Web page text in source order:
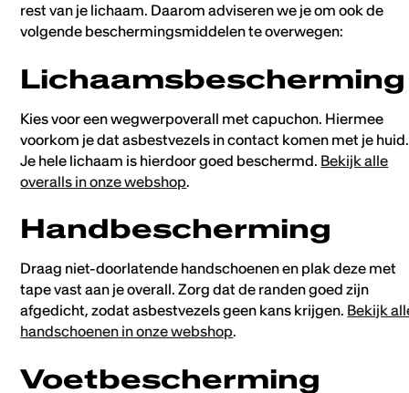
rest van je lichaam. Daarom adviseren we je om ook de
volgende beschermingsmiddelen te overwegen:
Lichaamsbescherming
Kies voor een wegwerpoverall met capuchon. Hiermee
voorkom je dat asbestvezels in contact komen met je huid.
Je hele lichaam is hierdoor goed beschermd. Bekijk alle
overalls in onze webshop.
Handbescherming
Draag niet-doorlatende handschoenen en plak deze met
tape vast aan je overall. Zorg dat de randen goed zijn
afgedicht, zodat asbestvezels geen kans krijgen. Bekijk
handschoenen in onze webshop.
Voetbescherming